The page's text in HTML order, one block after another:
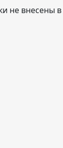
не внесены